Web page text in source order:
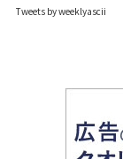
Tweets by weeklyascii